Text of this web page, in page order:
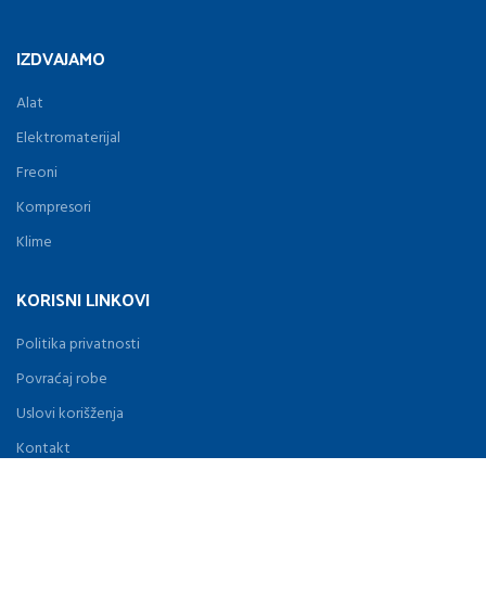
IZDVAJAMO
Alat
Elektromaterijal
Freoni
Kompresori
Klime
KORISNI LINKOVI
Politika privatnosti
Povraćaj robe
Uslovi korišženja
Kontakt